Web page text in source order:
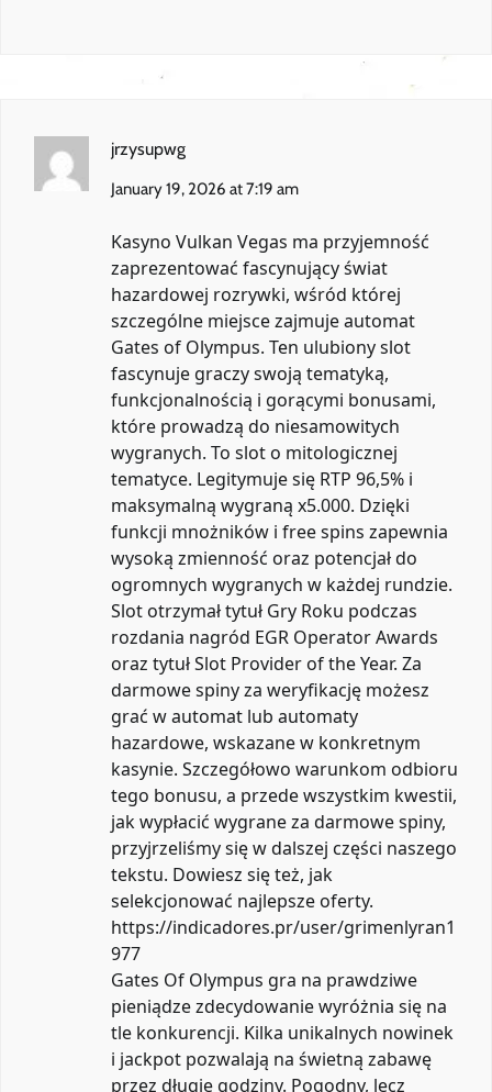
jrzysupwg
January 19, 2026 at 7:19 am
Kasyno Vulkan Vegas ma przyjemność
zaprezentować fascynujący świat
hazardowej rozrywki, wśród której
szczególne miejsce zajmuje automat
Gates of Olympus. Ten ulubiony slot
fascynuje graczy swoją tematyką,
funkcjonalnością i gorącymi bonusami,
które prowadzą do niesamowitych
wygranych. To slot o mitologicznej
tematyce. Legitymuje się RTP 96,5% i
maksymalną wygraną x5.000. Dzięki
funkcji mnożników i free spins zapewnia
wysoką zmienność oraz potencjał do
ogromnych wygranych w każdej rundzie.
Slot otrzymał tytuł Gry Roku podczas
rozdania nagród EGR Operator Awards
oraz tytuł Slot Provider of the Year. Za
darmowe spiny za weryfikację możesz
grać w automat lub automaty
hazardowe, wskazane w konkretnym
kasynie. Szczegółowo warunkom odbioru
tego bonusu, a przede wszystkim kwestii,
jak wypłacić wygrane za darmowe spiny,
przyjrzeliśmy się w dalszej części naszego
tekstu. Dowiesz się też, jak
selekcjonować najlepsze oferty.
https://indicadores.pr/user/grimenlyran1
977
Gates Of Olympus gra na prawdziwe
pieniądze zdecydowanie wyróżnia się na
tle konkurencji. Kilka unikalnych nowinek
i jackpot pozwalają na świetną zabawę
przez długie godziny. Pogodny, lecz